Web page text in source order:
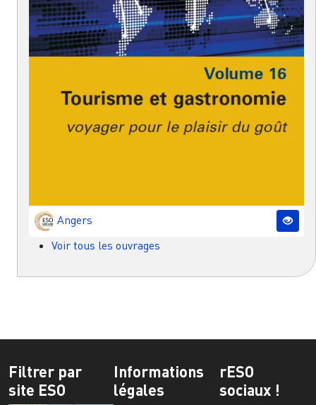
Angers
Voir tous les ouvrages
Filtrer par
site ESO
Informations
légales
rESO
sociaux !